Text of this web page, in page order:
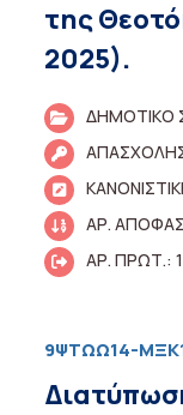
της
2025).
ΔΗΜΟΤΙΚΟ
ΑΡ.
ΑΡ. ΠΡΩΤ.:
9ΨΤΩΩ14-